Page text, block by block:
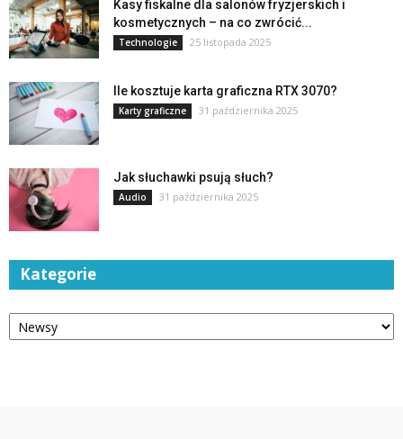
Kasy fiskalne dla salonów fryzjerskich i
kosmetycznych – na co zwrócić...
Technologie 25 listopada 2025
Ile kosztuje karta graficzna RTX 3070?
Karty graficzne 31 października 2025
Jak słuchawki psują słuch?
Audio 31 października 2025
Kategorie
Kategorie